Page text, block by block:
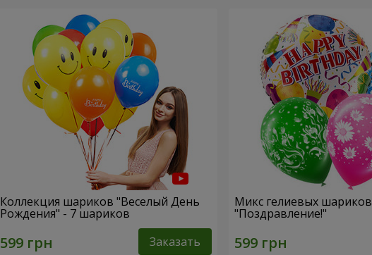
Коллекция шариков "Веселый День
Рождения" - 7 шариков
Заказать
Микс гелиевых шариков
"Поздравление!"